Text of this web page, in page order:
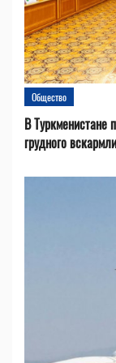
Общество
В Туркменистане
грудного